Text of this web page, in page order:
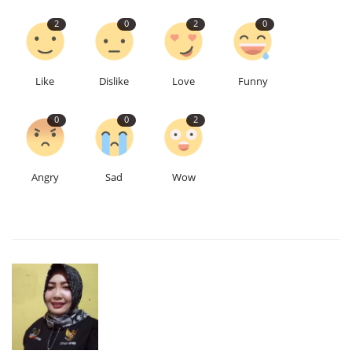
2
Like
0
Dislike
2
Love
0
Funny
0
Angry
0
Sad
2
Wow